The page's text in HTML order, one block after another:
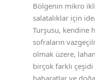
Bölgenin mikro
salatalıklar için
Turşusu, kendine
sofraların
olmak üzere,
birçok farklı
baharatlar ve